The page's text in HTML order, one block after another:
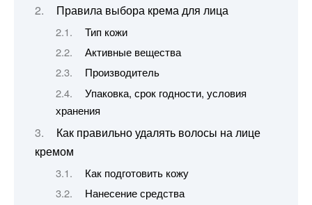
Правила выбора крема для лица
Тип кожи
Активные вещества
Производитель
Упаковка, срок годности, условия
хранения
Как правильно удалять волосы на лице
кремом
Как подготовить кожу
Нанесение средства